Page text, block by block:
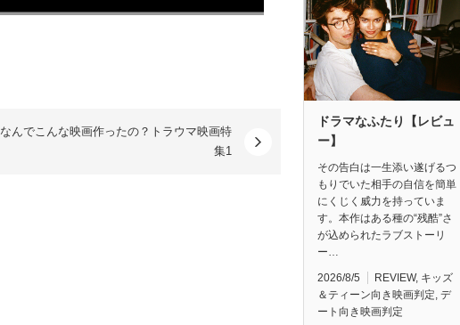
なんでこんな映画作ったの？トラウマ映画特
集1
ドラマなふたり【レビュ
ー】
その告白は一生添い遂げるつ
もりでいた相手の自信を簡単
にくじく威力を持っていま
す。本作はある種の“残酷”さ
が込められたラブストーリ
ー…
2026/8/5 REVIEW, キッズ
＆ティーン向き映画判定 デ
ート向き映画判定